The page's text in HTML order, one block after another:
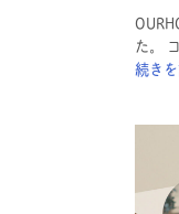
た。
続き